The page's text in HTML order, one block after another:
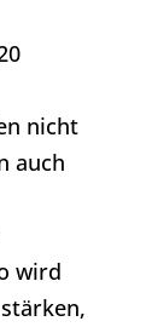
nicht
auch
wird